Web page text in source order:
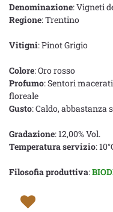
Denominazione: Vigneti
Regione: Trentino
Vitigni: Pinot Grigio
Colore: Oro rosso
Profumo: Sentori
floreale
Gusto: Caldo, abbastanza
Gradazione: 12,00% Vol.
Temperatura servizio:
Filosofia produttiva: